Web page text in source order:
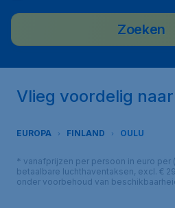
Zoeken
Vlieg voordelig
EUROPA FINLAND OULU
* vanafprijzen per persoon in euro per
betaalbare luchthaventaksen, excl. €
onder voorbehoud van